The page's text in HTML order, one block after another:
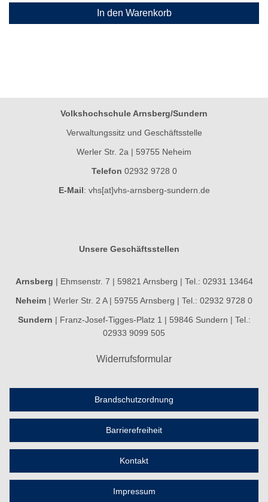
In den Warenkorb
Volkshochschule Arnsberg/Sundern
Verwaltungssitz und Geschäftsstelle
Werler Str. 2a | 59755 Neheim
Telefon 02932 9728 0
E-Mail : vhs[at]vhs-arnsberg-sundern.de
Unsere Geschäftsstellen
Arnsberg | Ehmsenstr. 7 | 59821 Arnsberg | Tel.: 02931 13464
Neheim | Werler Str. 2 A | 59755 Arnsberg | Tel.: 02932 9728 0
Sundern
| Franz-Josef-Tigges-Platz 1 | 59846 Sundern | Tel.:
02933 9099 505
Widerrufsformular
Brandschutzordnung
Barrierefreiheit
Kontakt
Impressum